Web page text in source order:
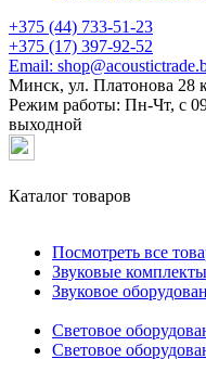
+375 (44) 733-51-23
+375 (17) 397-92-52
Email:
Минск, ул. Платонова 28
Режим работы: Пн-Чт, с
выходной
Каталог товаров
Посмотреть все
Звуковые комплекты
Звуковое
Световое
Cветовое